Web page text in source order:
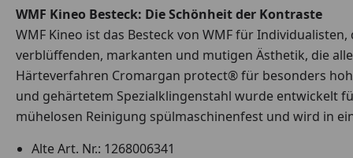
WMF Kineo Besteck: Die Schönheit der Kontraste
WMF Kineo ist das Besteck von WMF für
verblüffenden, markanten und mutigen Ästhetik, die
Härteverfahren Cromargan protect® für besonders
und gehärtetem Spezialklingenstahl wurde entwickelt
mühelosen Reinigung spülmaschinenfest und wird in
Alte Art. Nr.: 1268006341